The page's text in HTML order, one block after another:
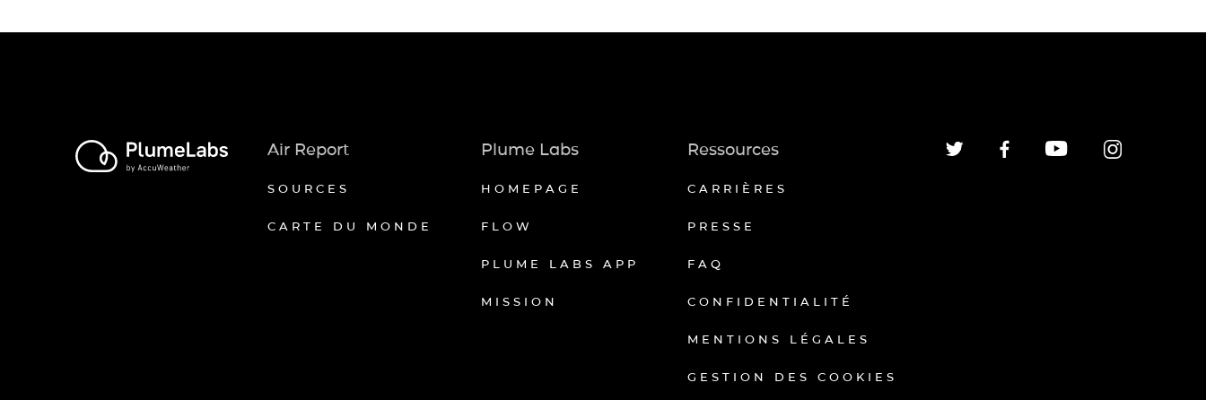
Air Report
SOURCES
CARTE DU MONDE
Plume Labs
HOMEPAGE
FLOW
PLUME LABS APP
MISSION
Ressources
CARRIÈRES
PRESSE
FAQ
CONFIDENTIALITÉ
MENTIONS LÉGALES
GESTION DES COOKIES